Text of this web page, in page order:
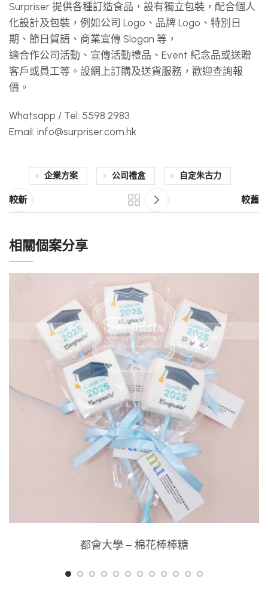
Surpriser 提供各種訂造食品，設有獨立包裝，配合個人
化設計及包裝，例如公司 Logo、品牌 Logo、特別日
期、節日賀語、商業宣傳 Slogan 等，
適合作公司活動、宣傳活動禮品、Event 紀念品或送贈
客戶或員工等。設網上訂購及送貨服務，歡迎查詢報
價。
Whatsapp / Tel: 5598 2983
Email: info@surpriser.com.hk
企業方案 公司禮盒 自定朱古力
較新 較舊
相關個案分享
都會大學 – 棉花棒棒糖